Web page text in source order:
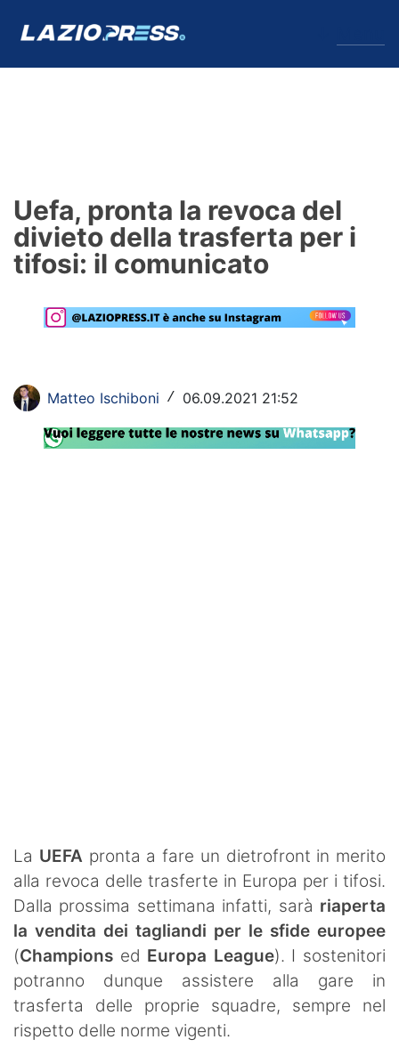
Formello
Infortuni
Primavera
Lazio Women
Rassegna Lazio
Contatti
Uefa, pronta la revoca del
divieto della trasferta per i
tifosi: il comunicato
Matteo Ischiboni / 06.09.2021 21:52
La UEFA pronta a fare un dietrofront in merito
alla revoca delle trasferte in Europa per i tifosi.
Dalla prossima settimana infatti, sarà riaperta
la vendita dei tagliandi per le sfide europee
(Champions ed Europa League). I sostenitori
potranno dunque assistere alla gare in
trasferta delle proprie squadre, sempre nel
rispetto delle norme vigenti.